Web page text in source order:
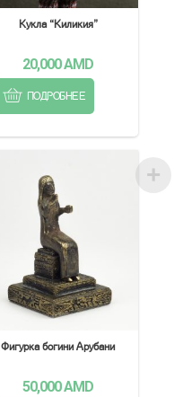
Кукла “Киликия”
20,000AMD
ПОДРОБНЕЕ
Фигурка богини Арубани
50,000AMD